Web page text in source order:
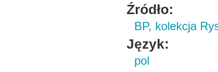
Źródło:
BP, kolekcja
Język:
pol